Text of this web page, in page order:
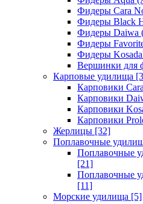
Фидеры Cara
Фидеры Black
Фидеры Daiwa
Фидеры
Фидеры
Вершинки для
Карповые удилища
Карповики
Карповики
Карповики
Карповики
Жерлицы [32]
Поплавочные
Поплавочные
[21]
Поплавочные
[11]
Морские удилища [5]